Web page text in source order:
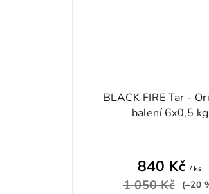
BLACK FIRE Tar -
balení 6x0,5 kg
840 Kč/ ks
1 050 Kč (–20